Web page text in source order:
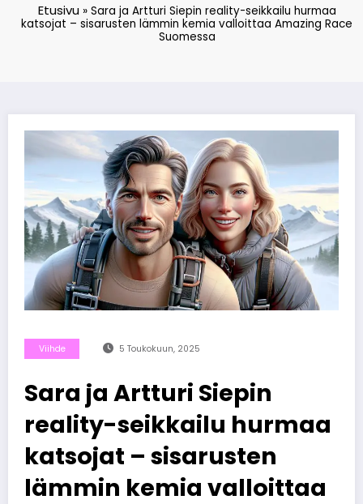
Etusivu» Sara ja Artturi Siepin reality-seikkailu hurmaa
katsojat – sisarusten lämmin kemia valloittaa Amazing Race
Suomessa
Viihde 5 Toukokuun, 2025
Sara ja Artturi Siepin
reality-seikkailu hurmaa
katsojat – sisarusten
lämmin kemia valloittaa